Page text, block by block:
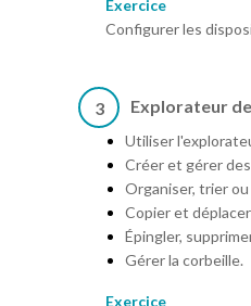
Exercice
Configurer les
3 Explorateur
Utiliser
Créer et gérer
Organiser, trier
Copier et
Épingler,
Gérer la corbeille.
Exercice